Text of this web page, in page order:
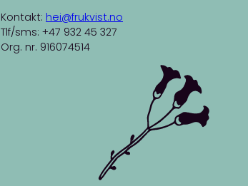
Kontakt: hei@frukvist.no
Tlf/sms: +47 932 45 327
Org. nr. 916074514